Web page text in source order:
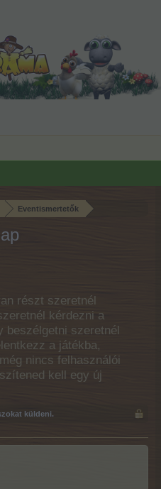
Eventismertetők
részt szeretnél
kérdezni a
beszélgetni szeretnél
a játékba,
nincs felhasználói
kell egy új
küldeni.